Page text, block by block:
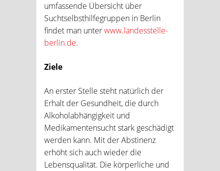
umfassende Übersicht über
Suchtselbsthilfegruppen in Berlin
findet man unterwww.landesstelle-
berlin.de.
Ziele
An erster Stelle steht natürlich der
Erhalt der Gesundheit, die durch
Alkoholabhängigkeit und
Medikamentensucht stark geschädigt
werden kann. Mit der Abstinenz
erhöht sich auch wieder die
Lebensqualität. Die körperliche und